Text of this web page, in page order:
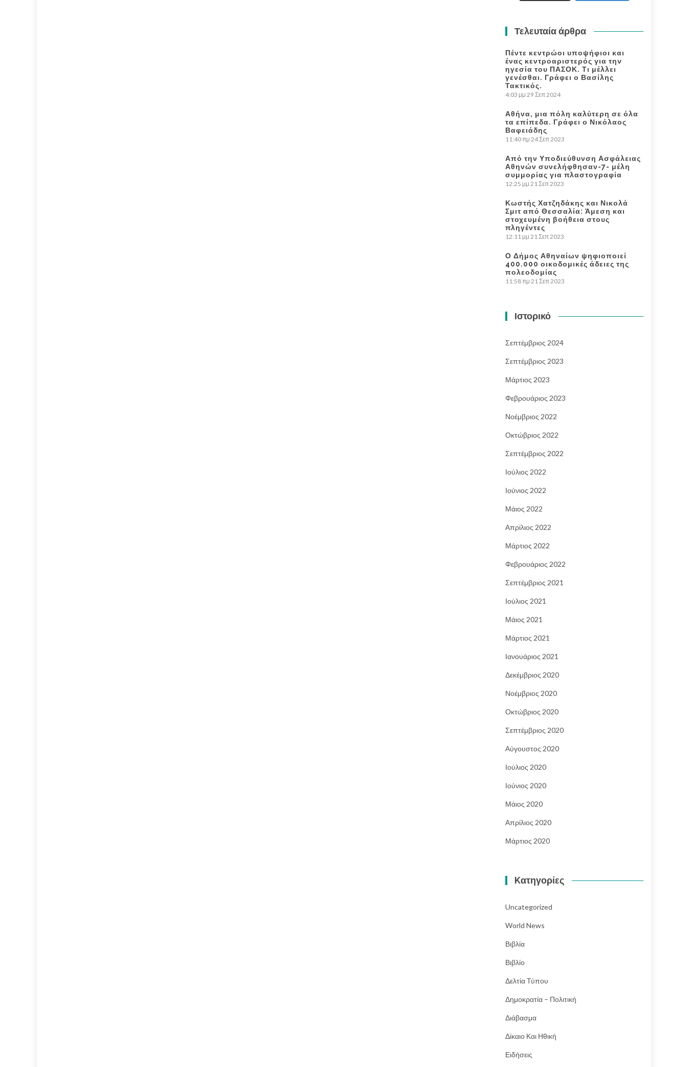
Τελευταία άρθρα
Πέντε κεντρώοι υποψήφιοι και
ένας κεντροαριστερός για την
ηγεσία του ΠΑΣΟΚ. Τι μέλλει
γενέσθαι. Γράφει ο Βασίλης
Τακτικός.
4:03 μμ 29 Σεπ 2024
Αθήνα, μια πόλη καλύτερη σε όλα
τα επίπεδα. Γράφει ο Νικόλαος
Βαφειάδης
11:40 πμ 24 Σεπ 2023
Από την Υποδιεύθυνση Ασφάλειας
Αθηνών συνελήφθησαν-7- μέλη
συμμορίας για πλαστογραφία
12:25 μμ 21 Σεπ 2023
Κωστής Χατζηδάκης και Νικολά
Σμιτ από Θεσσαλία: Άμεση και
στοχευμένη βοήθεια στους
πληγέντες
12:11 μμ 21 Σεπ 2023
Ο Δήμος Αθηναίων ψηφιοποιεί
400.000 οικοδομικές άδειες της
πολεοδομίας
11:58 πμ 21 Σεπ 2023
Ιστορικό
Σεπτέμβριος 2024
Σεπτέμβριος 2023
Μάρτιος 2023
Φεβρουάριος 2023
Νοέμβριος 2022
Οκτώβριος 2022
Σεπτέμβριος 2022
Ιούλιος 2022
Ιούνιος 2022
Μάιος 2022
Απρίλιος 2022
Μάρτιος 2022
Φεβρουάριος 2022
Σεπτέμβριος 2021
Ιούλιος 2021
Μάιος 2021
Μάρτιος 2021
Ιανουάριος 2021
Δεκέμβριος 2020
Νοέμβριος 2020
Οκτώβριος 2020
Σεπτέμβριος 2020
Αύγουστος 2020
Ιούλιος 2020
Ιούνιος 2020
Μάιος 2020
Απρίλιος 2020
Μάρτιος 2020
Kατηγορίες
Uncategorized
World News
Βιβλία
Βιβλίο
Δελτία Τύπου
Δημοκρατία – Πολιτική
Διάβασμα
Δίκαιο Και Ηθική
Ειδήσεις